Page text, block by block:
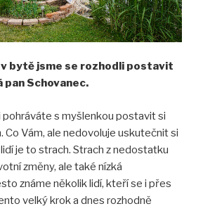
bytě jsme se rozhodli postavit
pan Schovanec.
pohráváte s myšlenkou postavit si
Co Vám, ale nedovoluje uskutečnit si
je to strach. Strach z nedostatku
změny, ale také nízká
známe několik lidí, kteří se i přes
velký krok a dnes rozhodně